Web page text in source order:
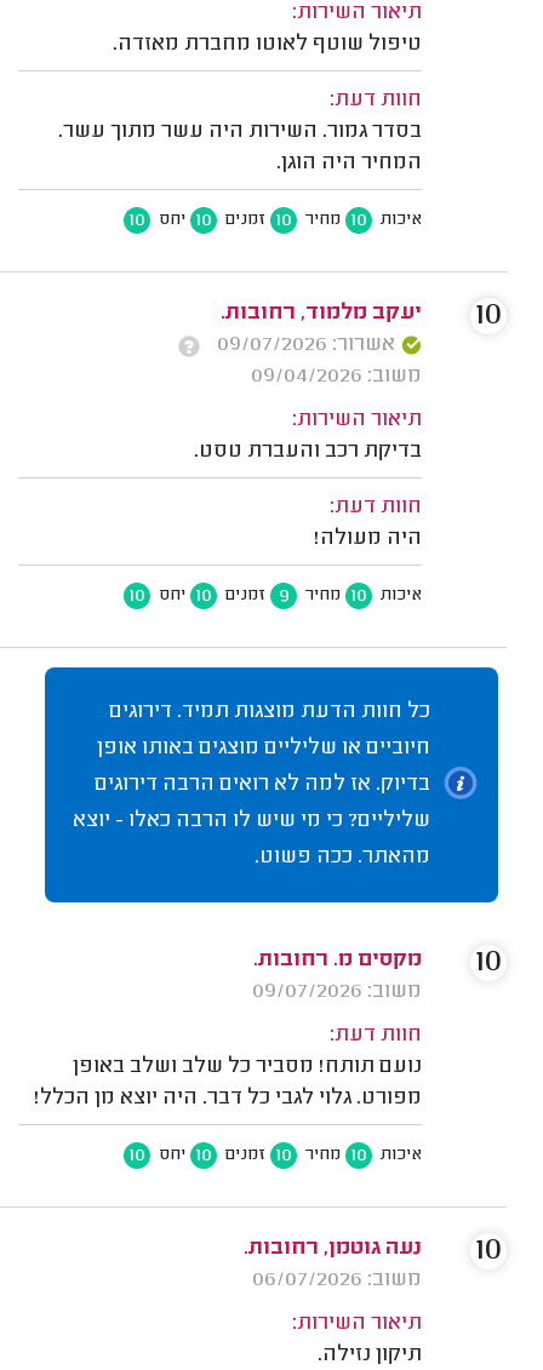
תיאור השירות:
טיפול שוטף לאוטו מחברת מאזדה.
חוות דעת:
בסדר גמור. השירות היה עשר מתוך עשר.
המחיר היה הוגן.
איכות 10 מחיר 10 זמנים 10 יחס 10
יעקב מלמוד, רחובות.
אשרור: 09/07/2026
משוב: 09/04/2026
תיאור השירות:
בדיקת רכב והעברת טסט.
חוות דעת:
היה מעולה!
איכות 10 מחיר 9 זמנים 10 יחס 10
10
כל חוות הדעת מוצגות תמיד. דירוגים
חיוביים או שליליים מוצגים באותו אופן
בדיוק. אז למה לא רואים הרבה דירוגים
שליליים? כי מי שיש לו הרבה כאלו - יוצא
מהאתר. ככה פשוט.
מקסים מ. רחובות.
משוב: 09/07/2026
חוות דעת:
נועם תותח! מסביר כל שלב ושלב באופן
מפורט. גלוי לגבי כל דבר. היה יוצא מן הכלל!
איכות 10 מחיר 10 זמנים 10 יחס 10
10
נעה גוטמן, רחובות.
משוב: 06/07/2026
תיאור השירות:
תיקון נזילה.
10